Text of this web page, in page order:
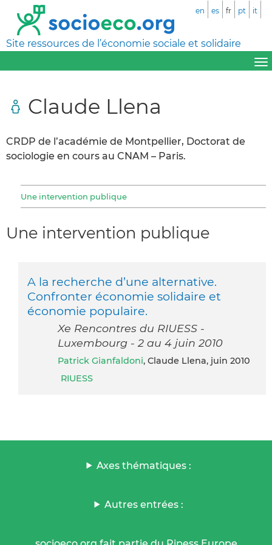
Site ressources de l’économie sociale et solidaire
en es fr pt it
Claude Llena
CRDP de l’académie de Montpellier, Doctorat de
sociologie en cours au CNAM – Paris.
Une intervention publique
Une intervention publique
A la recherche d’une alternative.
Confronter économie solidaire et
économie populaire.
Xe Rencontres du RIUESS -
Luxembourg - 2 au 4 juin 2010
Patrick Gianfaldoni, Claude Llena, juin 2010
RIUESS
Axes thématiques :
Autres entrées :